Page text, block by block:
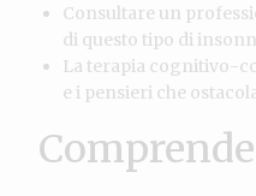
Consultare un
di questo tipo di
La terapia cognitivo-
e i pensieri che